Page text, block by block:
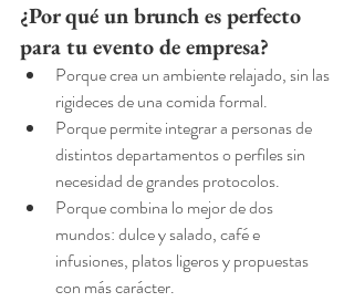
¿Por qué un brunch es perfecto
para tu evento de empresa?
Porque crea un ambiente relajado, sin las
rigideces de una comida formal.
Porque permite integrar a personas de
distintos departamentos o perfiles sin
necesidad de grandes protocolos.
Porque combina lo mejor de dos
mundos: dulce y salado, café e
infusiones, platos ligeros y propuestas
con más carácter.